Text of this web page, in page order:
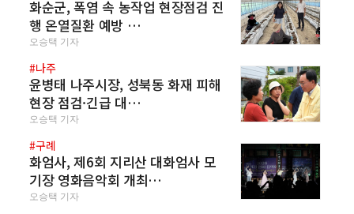
화순군, 폭염 속 농작업 현장점검 진
행 온열질환 예방 …
오승택 기자
#나주
윤병태 나주시장, 성북동 화재 피해
현장 점검·긴급 대…
오승택 기자
#구례
화엄사, 제6회 지리산 대화엄사 모
기장 영화음악회 개최…
오승택 기자